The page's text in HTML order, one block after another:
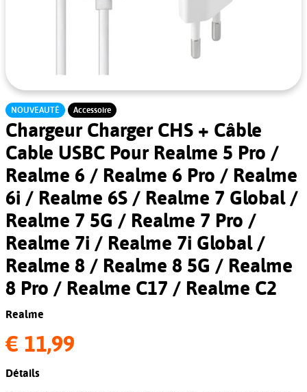
NOUVEAUTÉ Accessoire
Chargeur Charger CHS + Câble
Cable USBC Pour Realme 5 Pro /
Realme 6 / Realme 6 Pro / Realme
6i / Realme 6S / Realme 7 Global /
Realme 7 5G / Realme 7 Pro /
Realme 7i / Realme 7i Global /
Realme 8 / Realme 8 5G / Realme
8 Pro / Realme C17 / Realme C2
Realme
€ 11,99
Détails